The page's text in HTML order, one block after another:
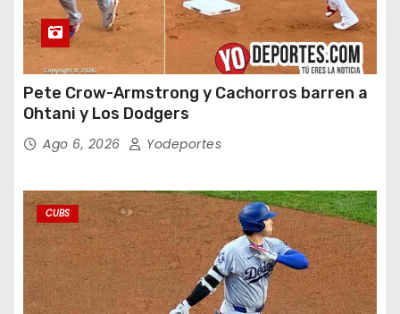
Pete Crow-Armstrong y Cachorros barren a
Ohtani y Los Dodgers
Ago 6, 2026 Yodeportes
CUBS